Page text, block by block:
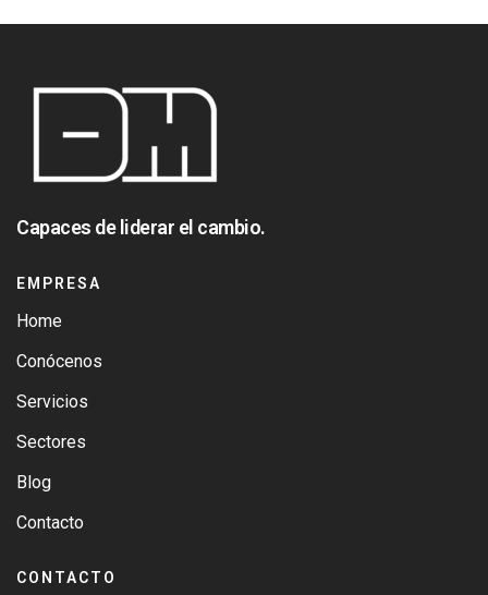
Capaces de liderar el cambio.
EMPRESA
Home
Conócenos
Servicios
Sectores
Blog
Contacto
CONTACTO